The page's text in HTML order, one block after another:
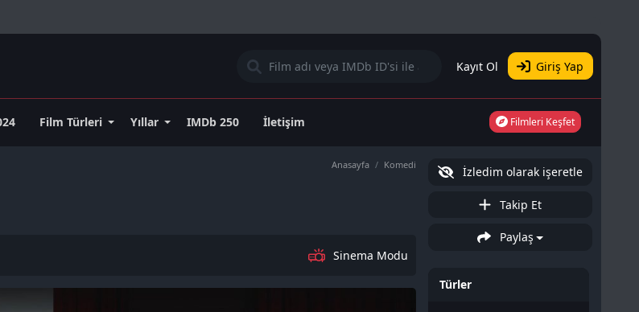
Kayıt Ol Giriş Yap
Film Türleri Yıllar IMDb 250 İletişim Filmleri Keşfet
Anasayfa Komedi
Sinema Modu
İzledim olarak işeretle
Takip Et
Paylaş
Türler